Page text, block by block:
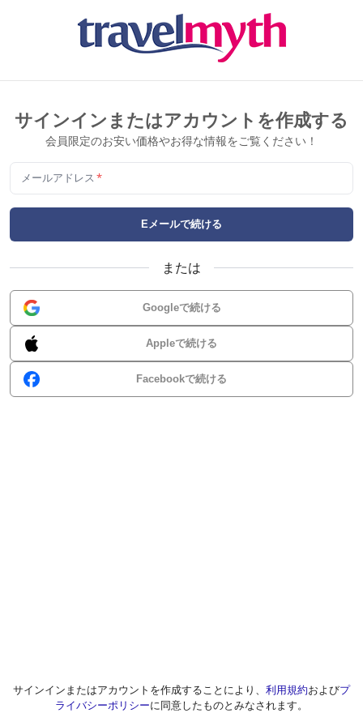
サインインまたはアカウントを作成する
会員限定のお安い価格やお得な情報をご覧ください！
メールアドレス *
Eメールで続ける
または
Googleで続ける
Appleで続ける
Facebookで続ける
サインインまたはアカウントを作成することにより、 利用規約およびプ
ライバシーポリシーに同意したものとみなされます。